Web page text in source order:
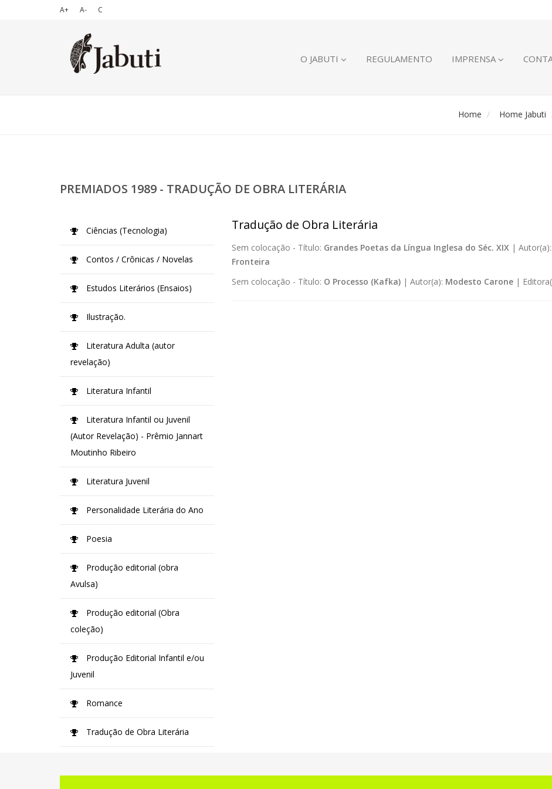
A+ A- C
O JABUTI REGULAMENTO IMPRENSA
Home Home Jabuti
PREMIADOS 1989 - TRADUÇÃO DE OBRA LITERÁRIA
Tradução de Obra Literária
Sem colocação - Título: Grandes Poetas da Língua Inglesa do Séc. XIX | Autor(a):
Fronteira
Sem colocação - Título: O Processo (Kafka)| Autor(a): Modesto Carone|
Ciências (Tecnologia)
Contos / Crônicas / Novelas
Estudos Literários (Ensaios)
Ilustração.
Literatura Adulta (autor
revelação)
Literatura Infantil
Literatura Infantil ou Juvenil
(Autor Revelação) - Prêmio Jannart
Moutinho Ribeiro
Literatura Juvenil
Personalidade Literária do Ano
Poesia
Produção editorial (obra
Avulsa)
Produção editorial (Obra
coleção)
Produção Editorial Infantil e/ou
Juvenil
Romance
Tradução de Obra Literária